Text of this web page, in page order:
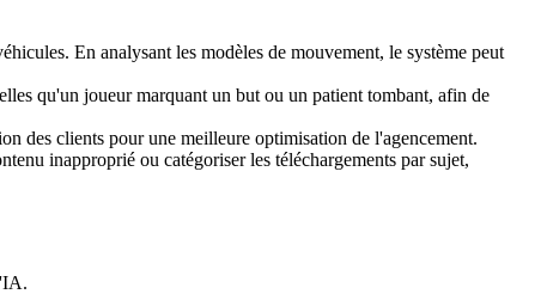
En analysant les modèles de mouvement, le système peut
qu'un joueur marquant un but ou un patient tombant, afin de
des clients pour une meilleure optimisation de l'agencement.
inapproprié ou catégoriser les téléchargements par sujet,